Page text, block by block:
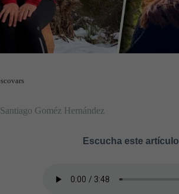
Goméz Hernández
Escucha este artículo